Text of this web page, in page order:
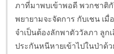
ภาที่มาพบเข้าพอดี พวกชาติกั
พยายามจะจัดการ กับเชน เ
จำเป็นต้องลักพาตัววัลภา ลูก
ประกันหนีหายเข้าไปในป่าด้